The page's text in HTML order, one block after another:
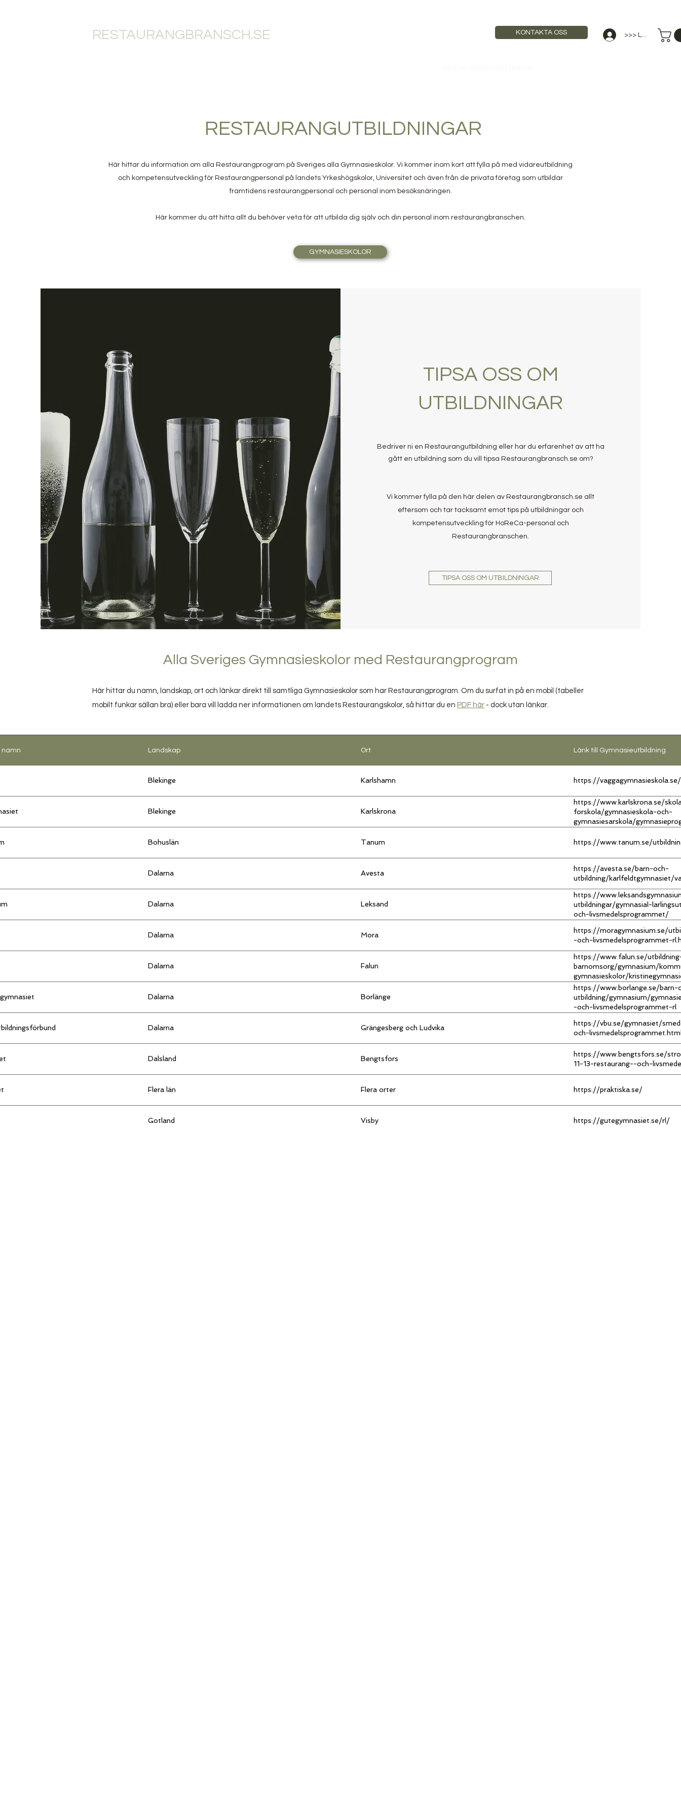
RESTAURANGBRANSCH.SE KONTAKTA OSS >>> Logga in
RESTAURANGUTBILDNINGAR
Här hittar du information om alla Restaurangprogram på Sveriges alla Gymnasieskolor. Vi kommer inom kort att fylla på med vidareutbildning
och kompetensutveckling för Restaurangpersonal på landets Yrkeshögskolor, Universitet och även från de privata företag som utbildar
framtidens restaurangpersonal och personal inom besöksnäringen.
Här kommer du att hitta allt du behöver veta för att utbilda dig själv och din personal inom restaurangbranschen.
GYMNASIESKOLOR
TIPSA OSS OM
UTBILDNINGAR
Bedriver ni en Restaurangutbildning eller har du erfarenhet av att ha
gått en utbildning som du vill tipsa Restaurangbransch.se om?
Vi kommer fylla på den här delen av Restaurangbransch.se allt
eftersom och tar tacksamt emot tips på utbildningar och
kompetensutveckling för HoReCa-personal och
Restaurangbranschen.
TIPSA OSS OM UTBILDNINGAR
Alla Sveriges Gymnasieskolor med Restaurangprogram
Här hittar du namn, landskap, ort och länkar direkt till samtliga Gymnasieskolor som har Restaurangprogram. Om du surfat in på en mobil (tabeller
mobilt funkar sällan bra) eller bara vill ladda ner informationen om landets Restaurangskolor, så hittar du en PDF här - dock utan länkar.
namn Landskap Ort Länk till Gymnasieutbildning
Blekinge Karlshamn https://
Blekinge Karlskrona
https://www.karlskrona.se/
forskola/gymnasieskola-och-
gymnasiesarskola/
rlkok2/
Bohuslän Tanum https://www.tanum.se/
Dalarna Avesta
https://avesta.se/barn-och-
utbildning/karlfeldtgymnasiet/
Dalarna Leksand
https://
utbildningar/gymnasial-
och-livsmedelsprogrammet/
Dalarna Mora
https://moragymnasium.se/
-och-livsmedelsprogrammet-
Dalarna Falun
https://www.falun.se/
barnomsorg/gymnasium/
gymnasieskolor/
-och-
Dalarna Borlänge
https://www.borlange.se/barn-
utbildning/gymnasium/
-och-livsmedelsprogrammet-rl
Dalarna Grängesberg och Ludvika
https://vbu.se/gymnasiet/
och-
Dalsland Bengtsfors
https://www.bengtsfors.se/
11-13-restaurang--och-
Flera län Flera orter https://praktiska.se/
Gotland Visby https://gutegymnasiet.se/rl/